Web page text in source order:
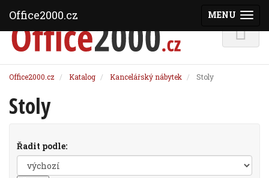
Office2000.cz Katalog Kancelářský nábytek Stoly
Stoly
Řadit podle:
MENU
Office2000.cz